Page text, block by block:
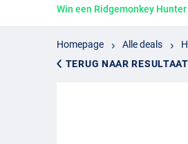
Win een Ridgemonkey
Homepage Alle deals
TERUG NAAR RESULTAAT